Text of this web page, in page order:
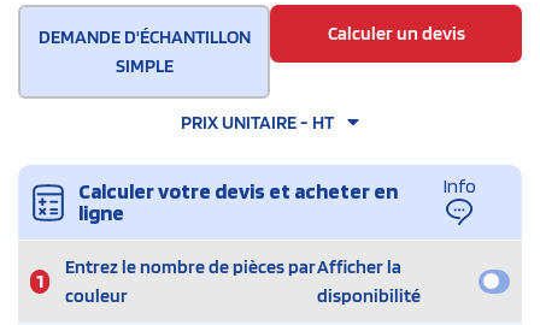
DEMANDE D'ÉCHANTILLON
SIMPLE
Calculer un devis
PRIX UNITAIRE - HT
Calculer votre devis et acheter en
ligne
Info
1
Entrez le nombre de pièces par
couleur
Afficher la
disponibilité